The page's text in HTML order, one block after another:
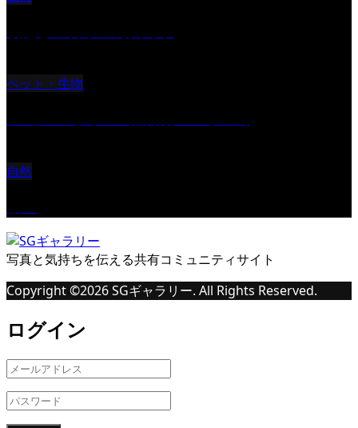
ペット・生物
自然
写真と気持ちを伝える共有コミュニティサイト
Copyright ©2026SGギャラリー. All Rights Reserved.
ログイン